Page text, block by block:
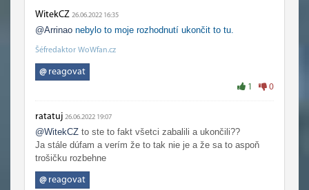
WitekCZ 26.06.2022 16:35
@Arrinao nebylo to moje rozhodnutí ukončit to tu.
Šéfredaktor WoWfan.cz
@reagovat
1 0
ratatuj 26.06.2022 19:07
@WitekCZ to ste to fakt všetci zabalili a ukončili??
Ja stále dúfam a verím že to tak nie je a že sa to aspoň
trošičku rozbehne
@reagovat